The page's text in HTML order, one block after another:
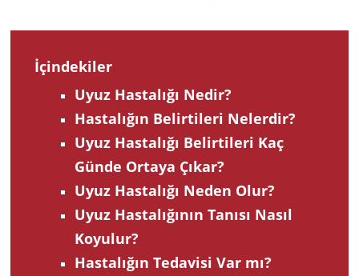
İçindekiler
Uyuz Hastalığı Nedir?
Hastalığın Belirtileri Nelerdir?
Uyuz Hastalığı Belirtileri Kaç
Günde Ortaya Çıkar?
Uyuz Hastalığı Neden Olur?
Uyuz Hastalığının Tanısı Nasıl
Koyulur?
Hastalığın Tedavisi Var mı?